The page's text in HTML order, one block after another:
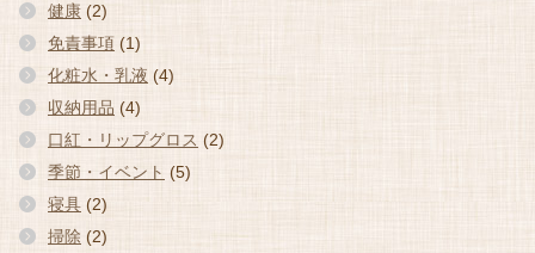
健康 (2)
免責事項 (1)
化粧水・乳液 (4)
収納用品 (4)
口紅・リップグロス (2)
季節・イベント (5)
寝具 (2)
掃除 (2)